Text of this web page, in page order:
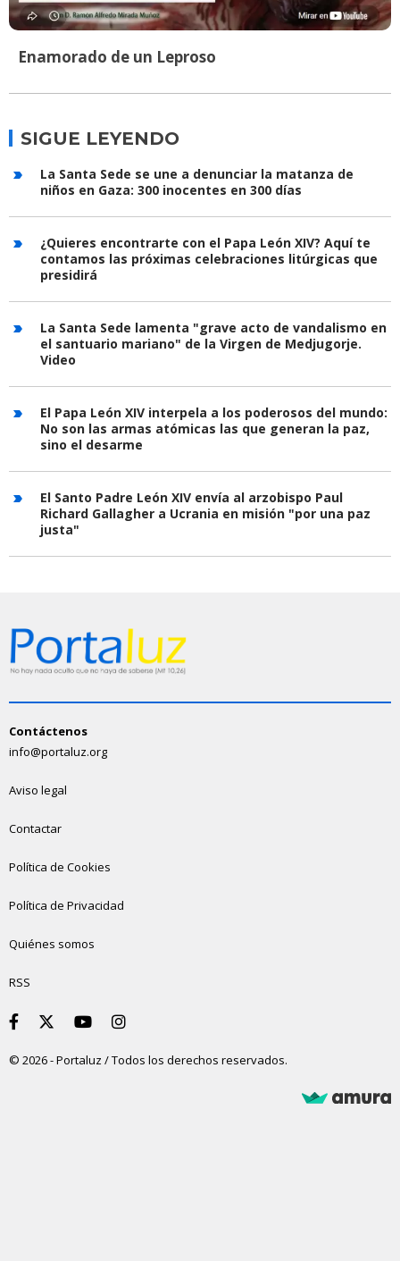
Enamorado de un Leproso
SIGUE LEYENDO
La Santa Sede se une a denunciar la matanza de
niños en Gaza: 300 inocentes en 300 días
¿Quieres encontrarte con el Papa León XIV? Aquí te
contamos las próximas celebraciones litúrgicas que
presidirá
La Santa Sede lamenta "grave acto de vandalismo en
el santuario mariano" de la Virgen de Medjugorje.
Video
El Papa León XIV interpela a los poderosos del mundo:
No son las armas atómicas las que generan la paz,
sino el desarme
El Santo Padre León XIV envía al arzobispo Paul
Richard Gallagher a Ucrania en misión "por una paz
justa"
Contáctenos
info@portaluz.org
Aviso legal
Contactar
Política de Cookies
Política de Privacidad
Quiénes somos
RSS
© 2026 - Portaluz / Todos los derechos reservados.